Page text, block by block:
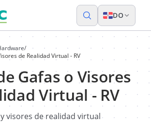
DO
/
de Realidad Virtual - RV
Gafas o Visores
Virtual - RV
visores de realidad virtual